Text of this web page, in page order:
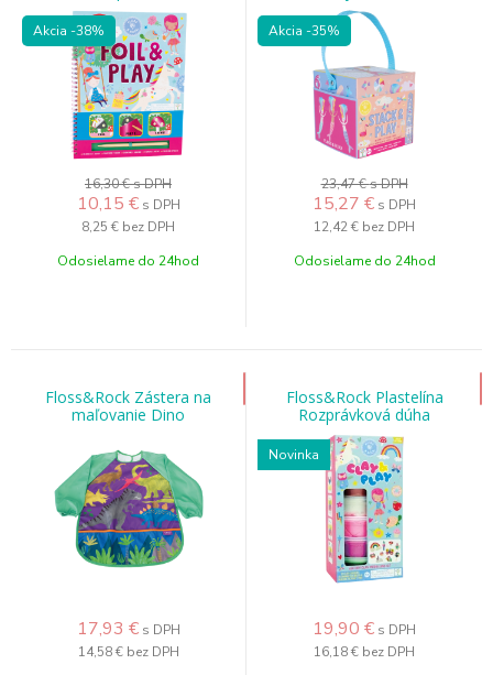
Akcia -38%
16,30 €s DPH
10,15 € s DPH
8,25 € bez DPH
Odosielame do 24hod
Akcia -35%
23,47 €s DPH
15,27 € s DPH
12,42 € bez DPH
Odosielame do 24hod
Floss&Rock Zástera na
maľovanie Dino
17,93 € s DPH
14,58 € bez DPH
Floss&Rock Plastelína
Rozprávková dúha
Novinka
19,90 € s DPH
16,18 € bez DPH